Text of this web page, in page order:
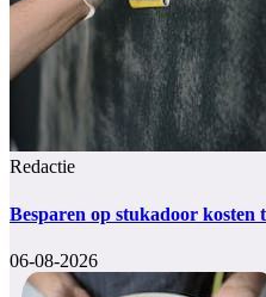
Redactie
Besparen op stukadoor
06-08-2026